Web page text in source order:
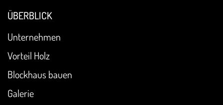
ÜBERBLICK
Unternehmen
Vorteil Holz
Blockhaus bauen
Galerie